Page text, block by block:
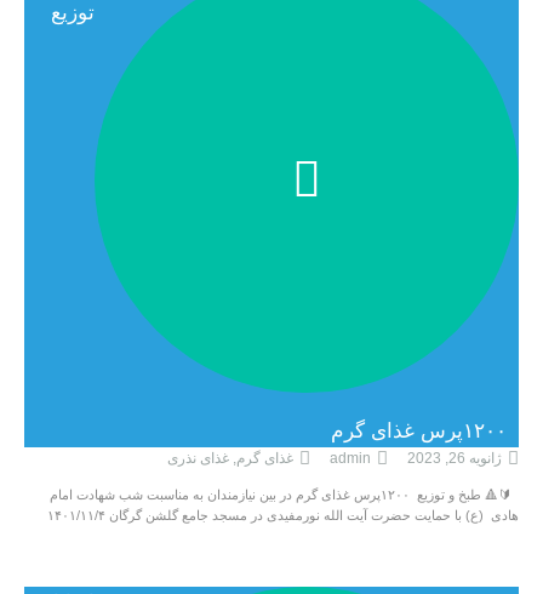
توزیع
۱۲۰۰پرس غذای گرم
ژانویه 26, 2023 admin غذای گرم, غذای نذری
🔰🔺 طبخ و توزیع ۱۲۰۰پرس غذای گرم در بین نیازمندان به مناسبت شب شهادت امام
هادی (ع) با حمایت حضرت آیت الله نورمفیدی در مسجد جامع گلشن گرگان ۱۴۰۱/۱۱/۴